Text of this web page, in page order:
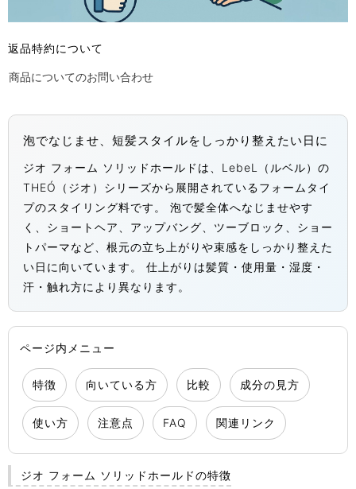
返品特約について
商品についてのお問い合わせ
泡でなじませ、短髪スタイルをしっかり整えたい日に
ジオ フォーム ソリッドホールドは、LebeL（ルベル）の
THEÓ（ジオ）シリーズから展開されているフォームタイ
プのスタイリング料です。 泡で髪全体へなじませやす
く、ショートヘア、アップバング、ツーブロック、ショー
トパーマなど、根元の立ち上がりや束感をしっかり整えた
い日に向いています。 仕上がりは髪質・使用量・湿度・
汗・触れ方により異なります。
ページ内メニュー
特徴 向いている方 比較 成分の見方
使い方 注意点 FAQ 関連リンク
ジオ フォーム ソリッドホールドの特徴